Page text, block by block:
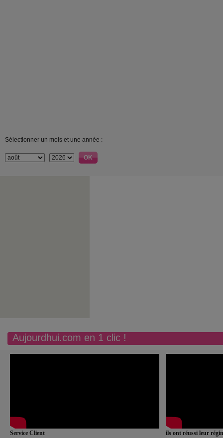
Sélectionner un mois et une année :
Aujourdhui.com en 1 clic !
Service Client
ils ont réussi leur